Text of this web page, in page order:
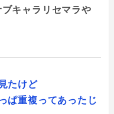
キャラリセマラや
たけど
ぱ重複ってあったじ